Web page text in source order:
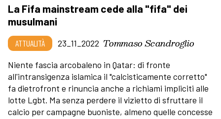
La Fifa mainstream cede alla "fifa" dei
musulmani
ATTUALITÀ 23_11_2022 Tommaso Scandroglio
Niente fascia arcobaleno in Qatar: di fronte
all'intransigenza islamica il "calcisticamente corretto"
fa dietrofront e rinuncia anche a richiami impliciti alle
lotte Lgbt. Ma senza perdere il vizietto di sfruttare il
calcio per campagne buoniste, almeno quelle concesse